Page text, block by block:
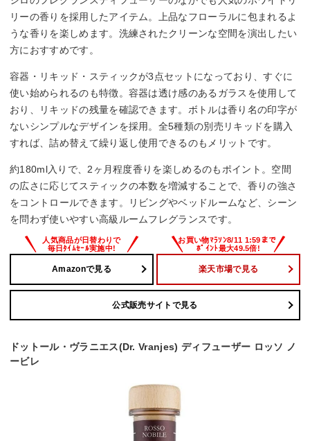
リーの香りを採用したアイテム。上品なフローラルに包まれるよ
うな香りを楽しめます。洗練されたクリーンな空間を演出したい
方におすすめです。
容器・リキッド・スティックが3点セットになっており、すぐに
使い始められるのも特徴。容器は透け感のあるガラスを使用して
おり、リキッドの残量を確認できます。ボトルは香り名の印字が
ないシンプルなデザインを採用。全5種類の別売リキッドを購入
すれば、詰め替えて繰り返し使用できるのもメリットです。
約180ml入りで、2ヶ月程度香りを楽しめるのもポイント。空間
の広さに応じてスティックの本数を増減することで、香りの強さ
をコントロールできます。リビングやベッドルームなど、シーン
を問わず使いやすい高級ルームフレグランスです。
Amazonで見る 楽天市場で見る
公式販売サイトで見る
ドットール・ヴラニエス(Dr. Vranjes) ディフューザー ロッソ ノ
ービレ